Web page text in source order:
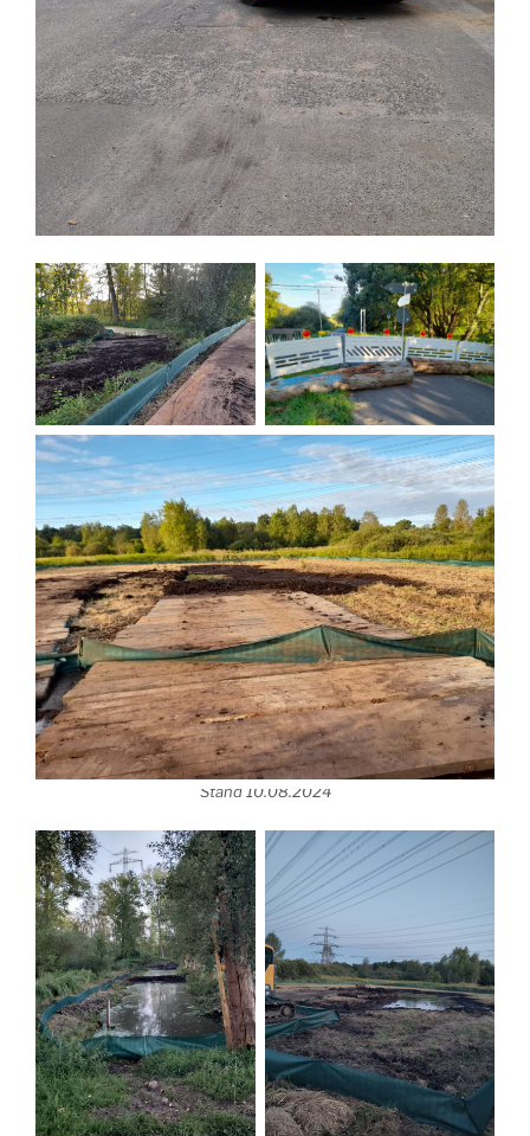
Stand 10.08.2024